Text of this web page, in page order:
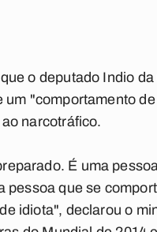
o deputado Indio
"comportamento
narcotráfico.
É uma
pessoa que se
idiota", declarou o